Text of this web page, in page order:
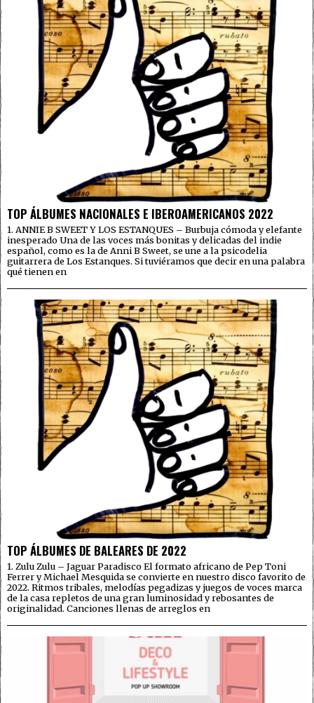
TOP ÁLBUMES NACIONALES E IBEROAMERICANOS 2022
1. ANNIE B SWEET Y LOS ESTANQUES – Burbuja cómoda y elefante
inesperado Una de las voces más bonitas y delicadas del indie
español, como es la de Anni B Sweet, se une a la psicodelia
guitarrera de Los Estanques. Si tuviéramos que decir en una palabra
qué tienen en
TOP ÁLBUMES DE BALEARES DE 2022
1. Zulu Zulu – Jaguar Paradisco El formato africano de Pep Toni
Ferrer y Michael Mesquida se convierte en nuestro disco favorito de
2022. Ritmos tribales, melodías pegadizas y juegos de voces marca
de la casa repletos de una gran luminosidad y rebosantes de
originalidad. Canciones llenas de arreglos en